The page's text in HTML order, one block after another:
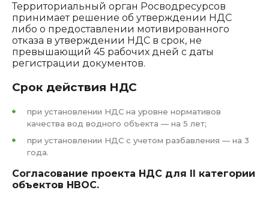
Территориальный орган Росводресурсов
принимает решение об утверждении НДС
либо о предоставлении мотивированного
отказа в утверждении НДС в срок, не
превышающий 45 рабочих дней с даты
регистрации документов.
Срок действия НДС
при установлении НДС на уровне нормативов
качества вод водного объекта — на 5 лет;
при установлении НДС с учетом разбавления — на 3
года.
Согласование проекта НДС для II категории
объектов НВОС.